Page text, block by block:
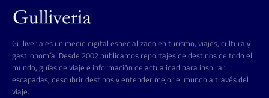
Gulliveria es un medio digital especializado en turismo, viajes, cultura y
gastronomía. Desde 2002 publicamos reportajes de destinos de todo el
mundo, guías de viaje e información de actualidad para inspirar
escapadas, descubrir destinos y entender mejor el mundo a través del
viaje.